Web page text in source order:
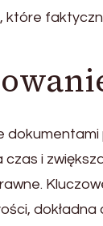
które
dokumentami
czas i
dokładna